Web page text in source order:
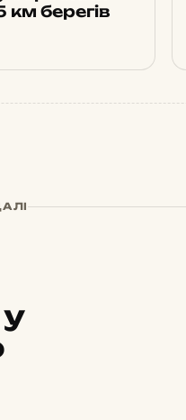
берегів